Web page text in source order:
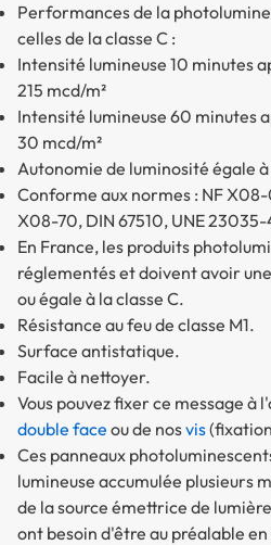
Performances de la
celles de la classe C :
Intensité lumineuse 10 minutes
215 mcd/m²
Intensité lumineuse 60 minutes
30 mcd/m²
Autonomie de luminosité égale
Conforme aux normes : NF
X08-70, DIN 67510, UNE 23035-
En France, les produits
réglementés et doivent avoir
ou égale à la classe C.
Résistance au feu de classe M1.
Surface antistatique.
Facile à nettoyer.
Vous pouvez fixer ce message à
double face ou de nosvis
Ces panneaux
lumineuse accumulée plusieurs
de la source émettrice de
ont besoin d'être au préalable